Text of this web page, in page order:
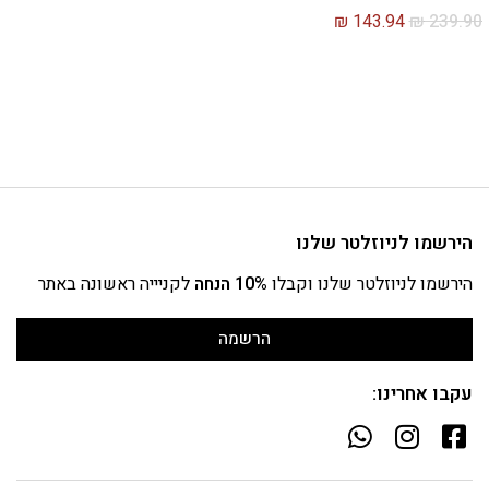
₪239.90
₪ 143.94
הירשמו לניוזלטר שלנו
הירשמו לניוזלטר שלנו וקבלו 10% הנחה לקניייה ראשונה באתר
הרשמה
עקבו אחרינו: